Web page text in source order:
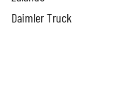
Daimler Truck